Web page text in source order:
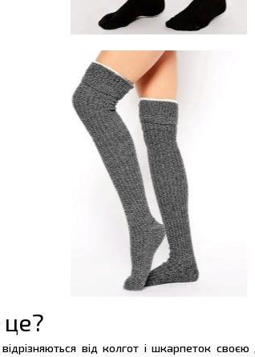
відрізняються від колгот і шкарпеток